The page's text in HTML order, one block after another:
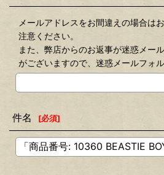
メールアドレスをお間違えの場合は
注意ください。
また、弊店からのお返事が迷惑メー
がございますので、迷惑メールフォ
件名 [必須]